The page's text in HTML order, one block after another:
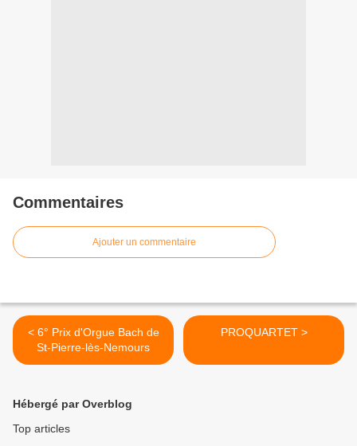
Commentaires
Ajouter un commentaire
< 6° Prix d'Orgue Bach de
St-Pierre-lès-Nemours
PROQUARTET >
Hébergé par Overblog
Top articles